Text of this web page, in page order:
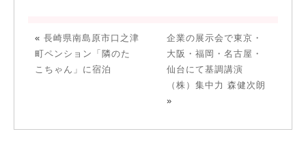
« 長崎県南島原市口之津
町ペンション「隣のた
こちゃん」に宿泊
企業の展示会で東京・
大阪・福岡・名古屋・
仙台にて基調講演
（株）集中力 森健次朗
»